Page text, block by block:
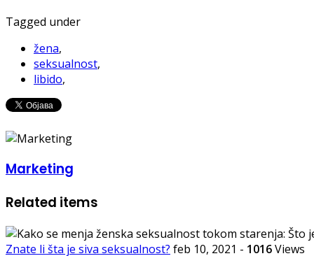
Tagged under
žena,
seksualnost,
libido,
Marketing
Related items
Znate li šta je siva seksualnost? feb 10, 2021 - 1016Views